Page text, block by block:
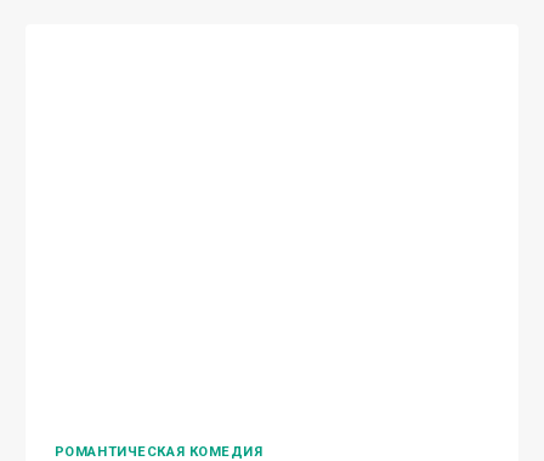
РОМАНТИЧЕСКАЯ КОМЕДИЯ